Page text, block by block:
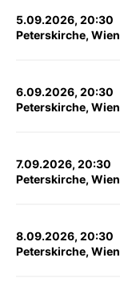
5.09.2026, 20:30
Peterskirche, Wien
6.09.2026, 20:30
Peterskirche, Wien
7.09.2026, 20:30
Peterskirche, Wien
8.09.2026, 20:30
Peterskirche, Wien